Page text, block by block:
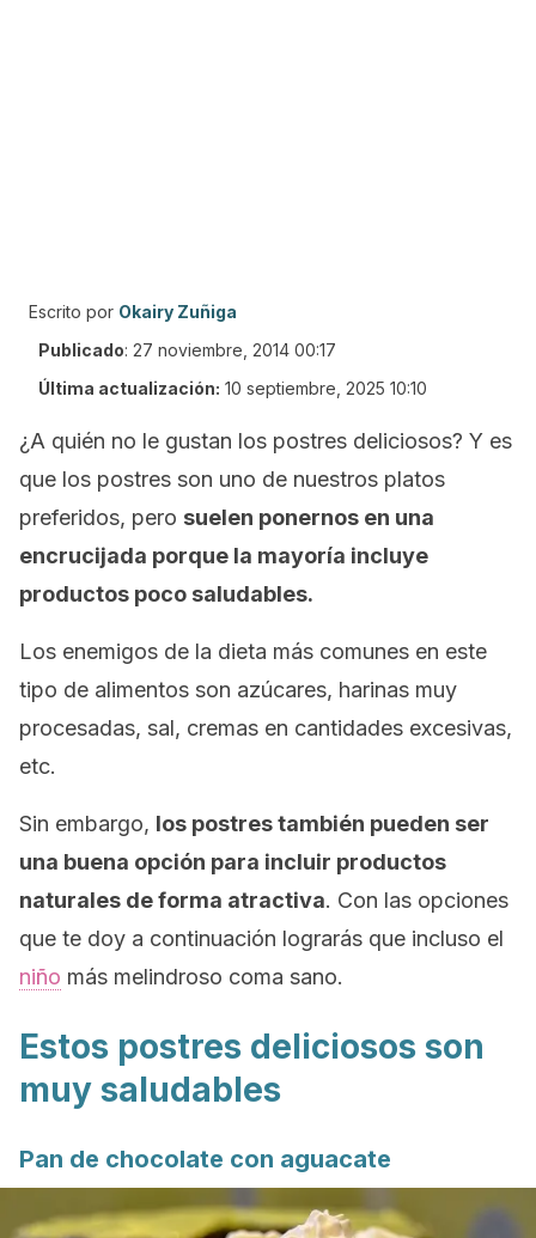
Escrito por Okairy Zuñiga
Publicado: 27 noviembre, 2014 00:17
Última actualización: 10 septiembre, 2025 10:10
¿A quién no le gustan los postres deliciosos? Y es
que los postres son uno de nuestros platos
preferidos, pero suelen ponernos en una
encrucijada porque la mayoría incluye
productos poco saludables.
Los enemigos de la dieta más comunes en este
tipo de alimentos son azúcares, harinas muy
procesadas, sal, cremas en cantidades excesivas,
etc.
Sin embargo, los postres también pueden ser
una buena opción para incluir productos
naturales de forma atractiva. Con las opciones
que te doy a continuación lograrás que incluso el
niño más melindroso coma sano.
Estos postres deliciosos son
muy saludables
Pan de chocolate con aguacate